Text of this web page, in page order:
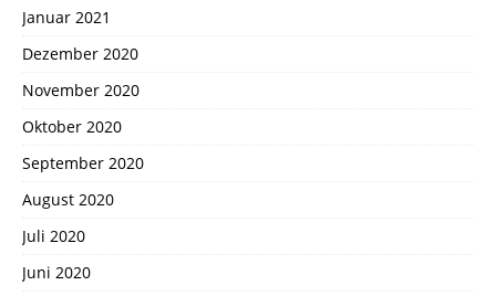
Januar 2021
Dezember 2020
November 2020
Oktober 2020
September 2020
August 2020
Juli 2020
Juni 2020